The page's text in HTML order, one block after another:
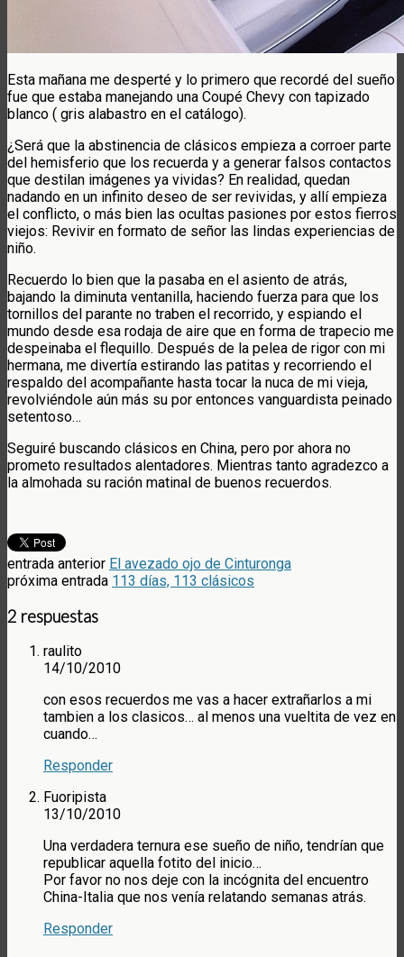
Esta mañana me desperté y lo primero que recordé del sueño
fue que estaba manejando una Coupé Chevy con tapizado
blanco ( gris alabastro en el catálogo).
¿Será que la abstinencia de clásicos empieza a corroer parte
del hemisferio que los recuerda y a generar falsos contactos
que destilan imágenes ya vividas? En realidad, quedan
nadando en un infinito deseo de ser revividas, y allí empieza
el conflicto, o más bien las ocultas pasiones por estos fierros
viejos: Revivir en formato de señor las lindas experiencias de
niño.
Recuerdo lo bien que la pasaba en el asiento de atrás,
bajando la diminuta ventanilla, haciendo fuerza para que los
tornillos del parante no traben el recorrido, y espiando el
mundo desde esa rodaja de aire que en forma de trapecio me
despeinaba el flequillo. Después de la pelea de rigor con mi
hermana, me divertía estirando las patitas y recorriendo el
respaldo del acompañante hasta tocar la nuca de mi vieja,
revolviéndole aún más su por entonces vanguardista peinado
setentoso…
Seguiré buscando clásicos en China, pero por ahora no
prometo resultados alentadores. Mientras tanto agradezco a
la almohada su ración matinal de buenos recuerdos.
entrada anterior El avezado ojo de Cinturonga
próxima entrada 113 días, 113 clásicos
2 respuestas
raulito
14/10/2010
con esos recuerdos me vas a hacer extrañarlos a mi
tambien a los clasicos… al menos una vueltita de vez en
cuando…
Responder
Fuoripista
13/10/2010
Una verdadera ternura ese sueño de niño, tendrían que
republicar aquella fotito del inicio…
Por favor no nos deje con la incógnita del encuentro
China-Italia que nos venía relatando semanas atrás.
Responder